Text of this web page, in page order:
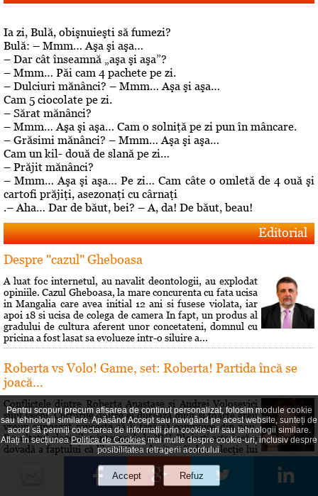
Ia zi, Bulă, obişnuieşti să fumezi?
Bulă: – Mmm… Aşa şi aşa…
– Dar cât înseamnă „aşa şi aşa”?
– Mmm… Păi cam 4 pachete pe zi.
– Dulciuri mănânci? – Mmm… Aşa şi aşa…
Cam 5 ciocolate pe zi.
– Sărat mănânci?
– Mmm… Aşa şi aşa… Cam o solniţă pe zi pun în mâncare.
– Grăsimi mănânci? – Mmm… Aşa şi aşa…
Cam un kil- două de slană pe zi…
– Prăjit mănânci?
– Mmm… Aşa şi aşa… Pe zi… Cam câte o omletă de 4 ouă şi
cartofi prăjiţi, asezonaţi cu cârnaţi
.– Aha… Dar de băut, bei? – A, da! De băut, beau!
Editorial
Despre "cazul" Gheboasa
A luat foc internetul, au navalit deontologii, au explodat
opiniile. Cazul Gheboasa, la mare concurenta cu fata ucisa
in Mangalia care avea initial 12 ani si fusese violata, iar
apoi 18 si ucisa de colega de camera In fapt, un produs al
gradului de cultura aferent unor concetateni, domnul cu
pricina a fost lasat sa evolueze intr-o siluire a...
Roberta vs Volo! Game, set: Roberta! Partida încă se
joacă...
Conflictele dintre Roberta Anastase şi Andrei Volosevici
sunt vechi. Certurile dintre ei durează mult şi foarte greu
vreun cunoscut reuşeşte să îi facă să comunice din nou.
Rezultatul alegerilor interne de la PNL Ploieşti este încă o
dovadă a faptului că liberalii au dorit să îi dea o lecţie lui
Hai să îţi spun o poveste!
Pentru scopuri precum afișarea de conținut personalizat, folosim module cookie
sau tehnologii similare. Apăsând Accept sau navigând pe acest website, sunteți de
acord să permiți colectarea de informații prin cookie-uri sau tehnologii similare.
Aflați în secțiuneaPolitica de Cookiesmai multe despre cookie-uri, inclusiv despre
posibilitatea retragerii acordului.